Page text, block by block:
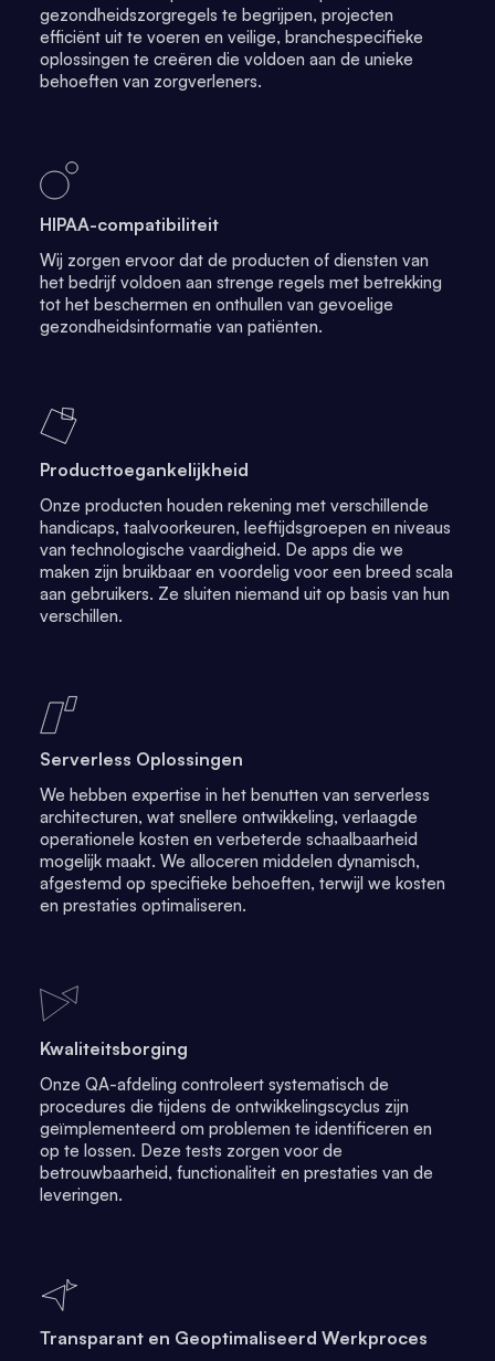
gezondheidszorgregels te begrijpen, projecten
efficiënt uit te voeren en veilige, branchespecifieke
oplossingen te creëren die voldoen aan de unieke
behoeften van zorgverleners.
HIPAA-compatibiliteit
Wij zorgen ervoor dat de producten of diensten van
het bedrijf voldoen aan strenge regels met betrekking
tot het beschermen en onthullen van gevoelige
gezondheidsinformatie van patiënten.
Producttoegankelijkheid
Onze producten houden rekening met verschillende
handicaps, taalvoorkeuren, leeftijdsgroepen en niveaus
van technologische vaardigheid. De apps die we
maken zijn bruikbaar en voordelig voor een breed scala
aan gebruikers. Ze sluiten niemand uit op basis van hun
verschillen.
Serverless Oplossingen
We hebben expertise in het benutten van serverless
architecturen, wat snellere ontwikkeling, verlaagde
operationele kosten en verbeterde schaalbaarheid
mogelijk maakt. We alloceren middelen dynamisch,
afgestemd op specifieke behoeften, terwijl we kosten
en prestaties optimaliseren.
Kwaliteitsborging
Onze QA-afdeling controleert systematisch de
procedures die tijdens de ontwikkelingscyclus zijn
geïmplementeerd om problemen te identificeren en
op te lossen. Deze tests zorgen voor de
betrouwbaarheid, functionaliteit en prestaties van de
leveringen.
Transparant en Geoptimaliseerd Werkproces